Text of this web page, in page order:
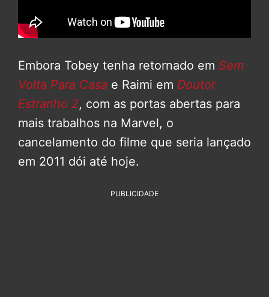
Embora Tobey tenha retornado em Sem
Volta Para Casa e Raimi em Doutor
Estranho 2, com as portas abertas para
mais trabalhos na Marvel, o
cancelamento do filme que seria lançado
em 2011 dói até hoje.
PUBLICIDADE